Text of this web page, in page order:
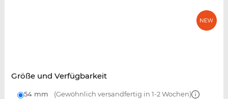
Größe und Verfügbarkeit
54 mm (Gewöhnlich versandfertig in 1-2 Wochen)